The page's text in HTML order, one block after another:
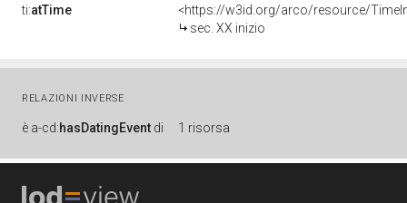
ti:atTime
<https://w3id.org/arco/resource/
sec. XX inizio
RELAZIONI INVERSE
è a-cd:hasDatingEvent di 1 risorsa